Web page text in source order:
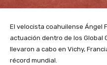
El velocista coahuilense Ángel
actuación dentro de los Global
llevaron a cabo en Vichy,
récord mundial.